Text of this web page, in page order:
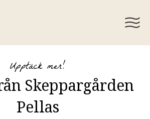
Upptäck mer!
Skeppargården
Pellas